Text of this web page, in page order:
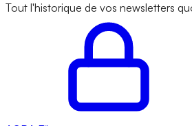
Tout l'historique de vos newsletters